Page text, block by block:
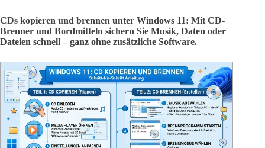
CDs kopieren und brennen unter Windows 11: Mit CD-
Brenner und Bordmitteln sichern Sie Musik, Daten oder
Dateien schnell – ganz ohne zusätzliche Software.